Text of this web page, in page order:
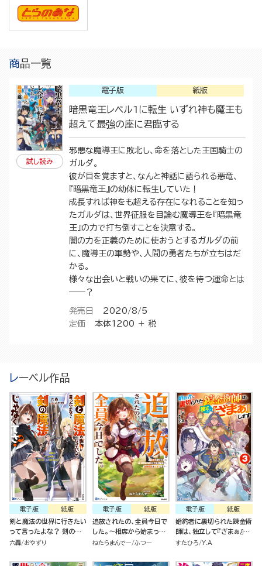
商品一覧
試し読み
紙版
電子版
暗黒竜王レベル1に転生 いずれ神も魔王も
超えて最強の座に君臨する
邪悪な魔導王に敗北し、命を落とした王国騎士の
ガルダ。
彼が目を覚ますと、なんと神話に語られる悪竜、
『暗黒竜王』の幼体に転生していた！
成長すれば神をも超える存在になれることを知っ
たガルダは、世界征服を目論む魔導王を『暗黒竜
王』の力で打ち倒すことを決意する。
闇の力を正義のために使おうとするガルダの前
に、魔導王の軍勢や、人間の勇者たちが立ちはだ
かる。
様々な出会いと戦いの果てに、彼を待つ運命とは
――？
発売日
2020/8/5
定価
本体1200 ＋ 税
レーベル作品
紙版
電子版
剣と魔法の世界に行きたい
って言ったよな？ 剣の魔
法じゃなくてさ？ ～ギフト
少女たちと駆け抜ける～
六轟 おやずり
紙版
電子版
追放されたの、全員今日で
した。～相席から始まった
仮パーティーが噛み合いす
ます～
ねたらまんでー ふつー
紙版
電子版
婚約者に裏切られた錬金術
師は、独立して『ざまぁ』し
ます(3)
すたひろ Y.A